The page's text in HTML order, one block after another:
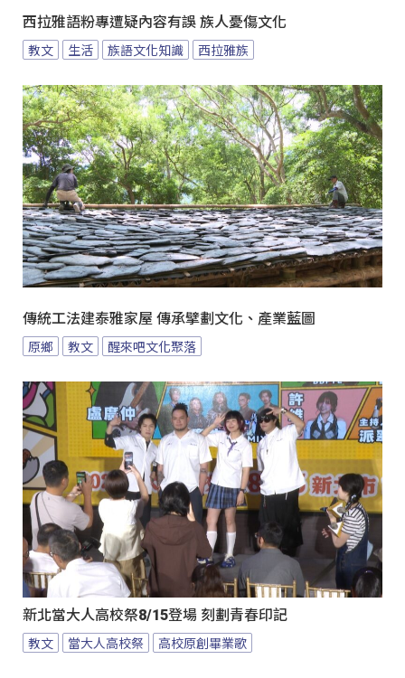
西拉雅語粉專遭疑內容有誤 族人憂傷文化
教文 生活 族語文化知識 西拉雅族
傳統工法建泰雅家屋 傳承擘劃文化、產業藍圖
原鄉 教文 醒來吧文化聚落
新北當大人高校祭8/15登場 刻劃青春印記
教文 當大人高校祭 高校原創畢業歌